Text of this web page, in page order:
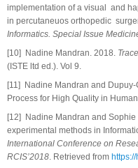
implementation of a visual and
in percutaneuos orthopedic
Informatics. Special Issue
[10] Nadine Mandran. 2018.
(ISTE ltd ed.). Vol 9.
[11] Nadine Mandran and
Process for High Quality in
[12] Nadine Mandran and
experimental methods in
International Conference on
RCIS’2018. Retrieved from